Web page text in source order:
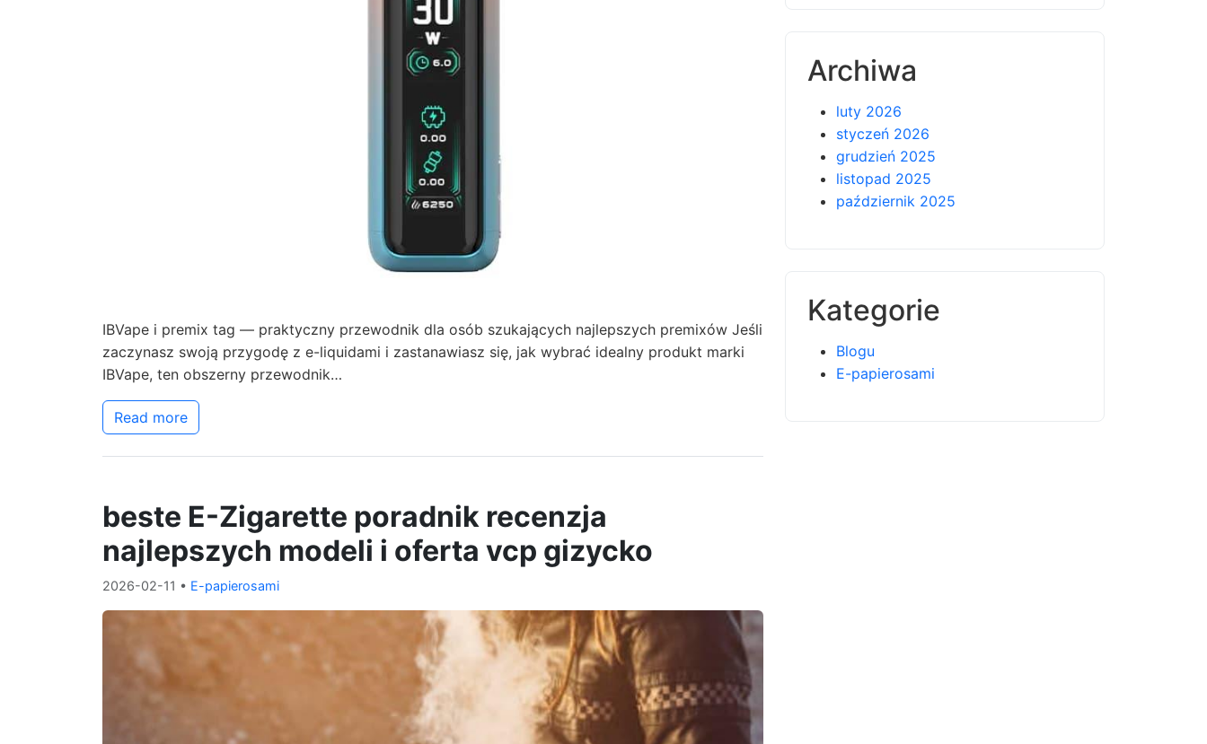
IBVape i premix tag — praktyczny przewodnik dla osób szukających najlepszych premixów Jeśli
zaczynasz swoją przygodę z e-liquidami i zastanawiasz się, jak wybrać idealny produkt marki
IBVape, ten obszerny przewodnik…
Read more
beste E-Zigarette poradnik recenzja
najlepszych modeli i oferta vcp gizycko
2026-02-11 • E-papierosami
Archiwa
luty 2026
styczeń 2026
grudzień 2025
listopad 2025
październik 2025
Kategorie
Blogu
E-papierosami